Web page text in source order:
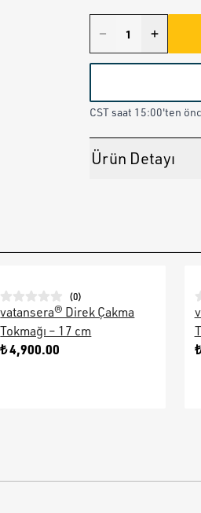
CST saat 15:00'ten
Ürün Detayı
(0)
vatansera® Direk Çakma
Tokmağı – 17 cm
₺ 4,900.00